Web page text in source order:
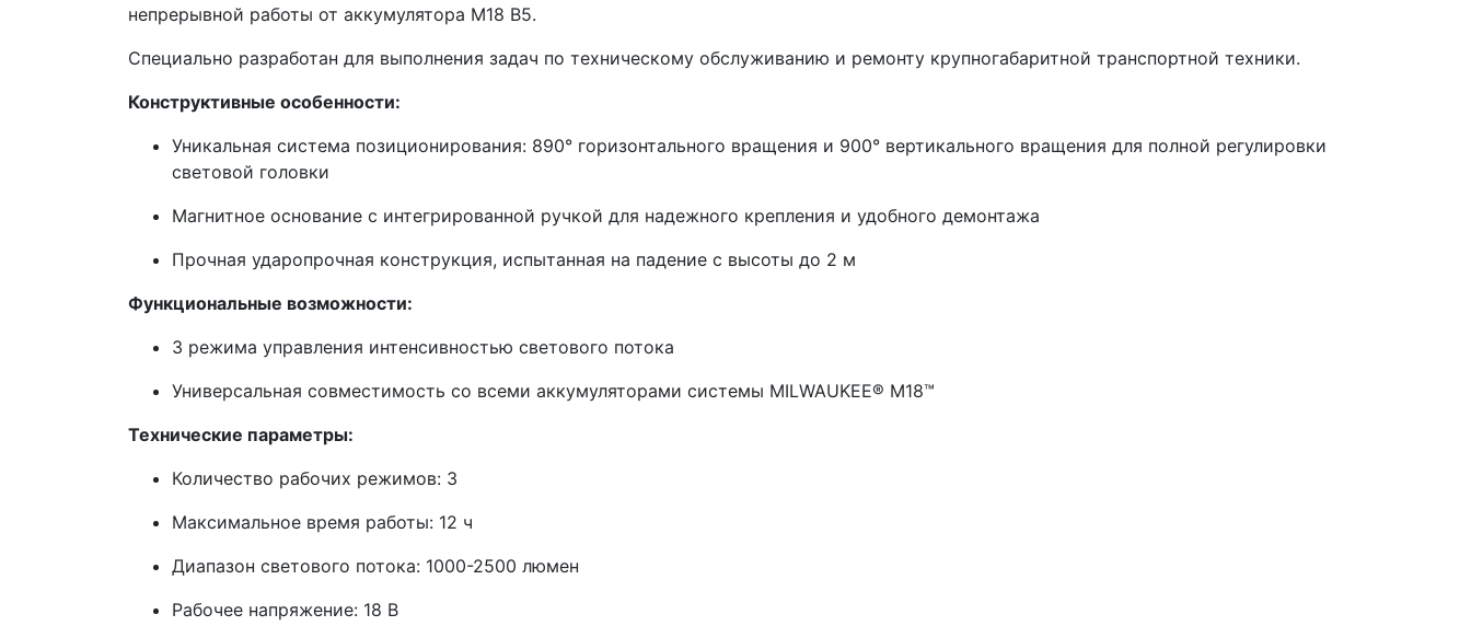
непрерывной работы от аккумулятора M18 B5.
Специально разработан для выполнения задач по техническому обслуживанию и ремонту крупногабаритной транспортной техники.
Конструктивные особенности:
Уникальная система позиционирования: 890° горизонтального вращения и 900° вертикального вращения для полной регулировки
световой головки
Магнитное основание с интегрированной ручкой для надежного крепления и удобного демонтажа
Прочная ударопрочная конструкция, испытанная на падение с высоты до 2 м
Функциональные возможности:
3 режима управления интенсивностью светового потока
Универсальная совместимость со всеми аккумуляторами системы MILWAUKEE® M18™
Технические параметры:
Количество рабочих режимов: 3
Максимальное время работы: 12 ч
Диапазон светового потока: 1000-2500 люмен
Рабочее напряжение: 18 В